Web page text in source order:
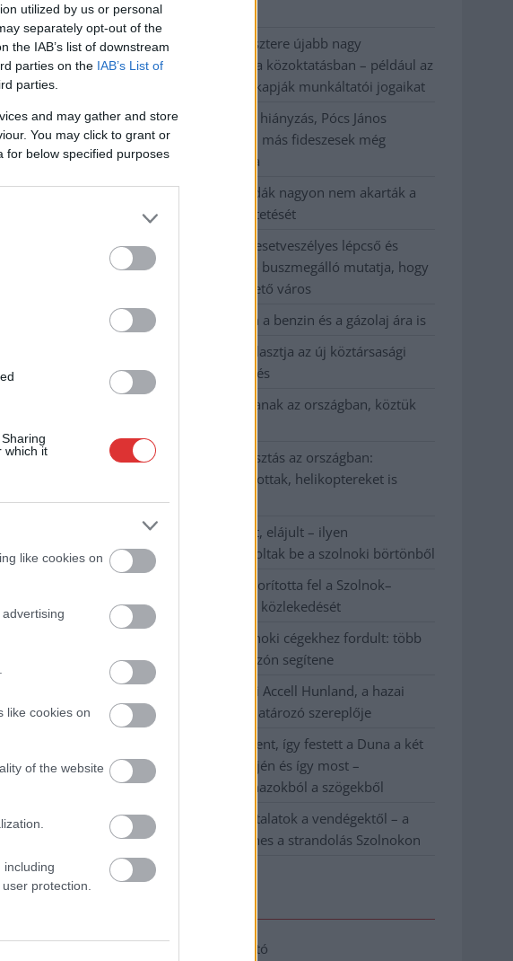
utilized by us or personal
separately opt-out of the
the IAB’s list of downstream
parties on the IAB’s List of
parties.
and may gather and store
You may click to grant or
for below specified purposes
which it
like cookies on
like cookies on
of the website
including
protection.
mezőtúri férfit
A Tisza kormány minisztere újabb nagy
változásokról döntött a közoktatásban – például az
iskolaigazgatók visszakapják munkáltatói jogaikat
Sok volt az igazolatlan hiányzás, Pócs János
fizetéslevonást kapott, más fideszesek még
kevesebbet vittek haza
A Szolnok megyei gazdák nagyon nem akarták a
JÉGER további üzemeltetését
Csendélet 5.0: alig balesetveszélyes lépcső és
remek állapotban levő buszmegálló mutatja, hogy
Szolnok mennyire élhető város
Pénteken újra csökken a benzin és a gázolaj ára is
Napokon belül megválasztja az új köztársasági
elnököt az Országgyűlés
Kiterjedt tüzek pusztítanak az országban, köztük
Harmadfokú hőségriasztás az országban:
Szolnokon klímát javítottak, helikoptereket is
bevetettek a tüzeknél
A zárkában rosszul lett, elájult – ilyen
körülményekről számoltak be a szolnoki börtönből
Váratlan fennakadás borította fel a Szolnok–
Kecskemét vasútvonal közlekedését
A polgármester a szolnoki cégekhez fordult: több
száz elbocsátott dolgozón segítene
Csődbe ment a tószegi Accell Hunland, a hazai
kerékpárgyártás meghatározó szereplője
Egyszer fent, egyszer lent, így festett a Duna a két
évvel ezelőtti árvíz idején és így most –
fotógyűjtemény ugyanazokból a szögekből
Ilyenek eddig a tapasztalatok a vendégektől – a
hőhullám miatt ingyenes a strandolás Szolnokon
Adatkezelési tájékoztató